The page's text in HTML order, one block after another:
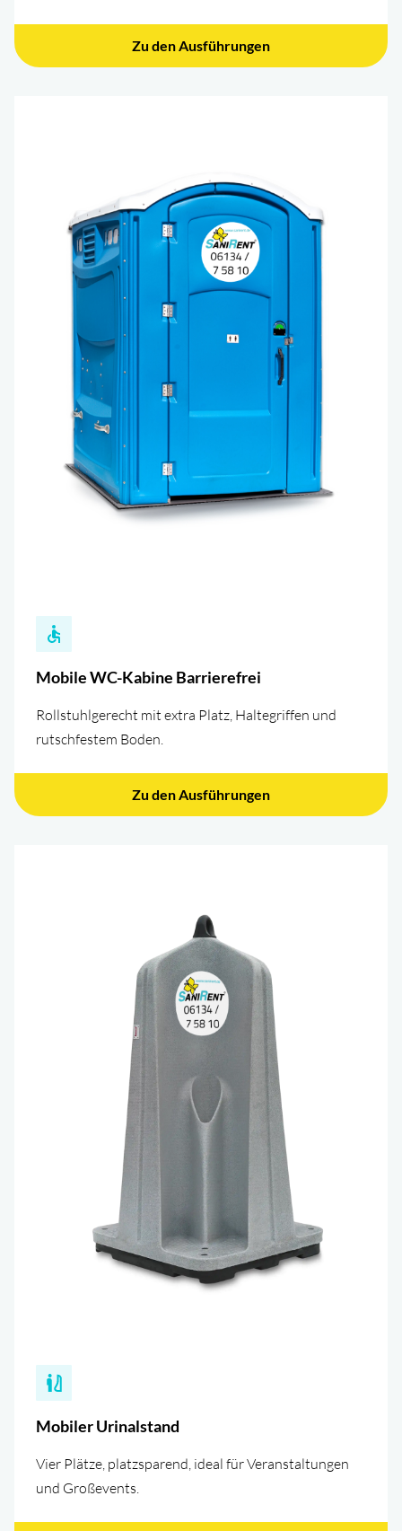
Zu den Ausführungen
Mobile WC-Kabine Barrierefrei
Rollstuhlgerecht mit extra Platz, Haltegriffen und
rutschfestem Boden.
Zu den Ausführungen
Mobiler Urinalstand
Vier Plätze, platzsparend, ideal für Veranstaltungen
und Großevents.